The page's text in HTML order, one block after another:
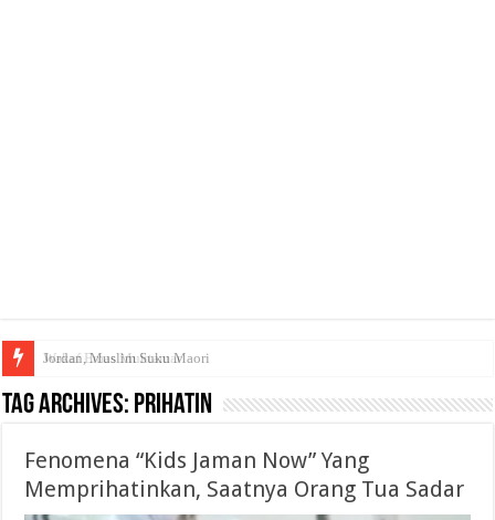
Jordan, Muslim Suku Maori
Wakaf Emas Muktamar
Tag Archives: Prihatin
Fenomena “Kids Jaman Now” Yang
Memprihatinkan, Saatnya Orang Tua Sadar